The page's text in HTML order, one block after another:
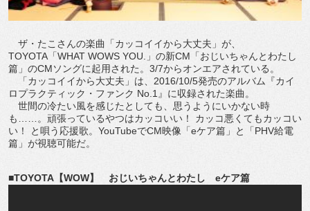
ザ・たこさんの楽曲「カッコイイから大丈夫」が、
TOYOTA「WHAT WOWS YOU.」の新CM「おじいちゃんとわたし
篇」のCMソングに起用された。3/7からオンエアされている。
「カッコイイから大丈夫」は、2016/10/5発売のアルバム『カイ
ロプラクティック・ファンク No.1』に収録された楽曲。
世間の冷たい風を感じたとしても、思うようにいかない時
も……。頑張っているやつはカッコいい！ カッコ悪くてもカッコい
い！ と唄う応援歌。YouTubeでCM映像「eケア篇」と「PHV給電
篇」が視聴可能だ。
■TOYOTA【WOW】 おじいちゃんとわたし eケア篇